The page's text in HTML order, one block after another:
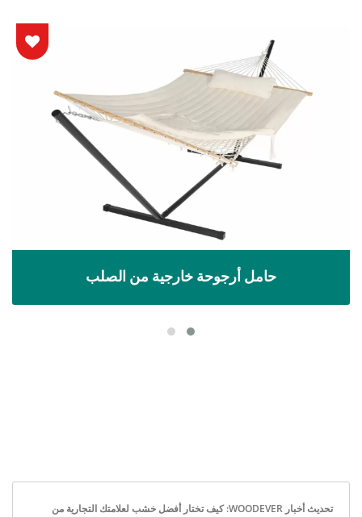
حامل أرجوحة خارجية من الصلب
تحديث أخبار WOODEVER: كيف تختار أفضل خشب لعلامتك التجارية من